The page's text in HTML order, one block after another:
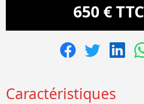
650 € TTC
Caractéristiques